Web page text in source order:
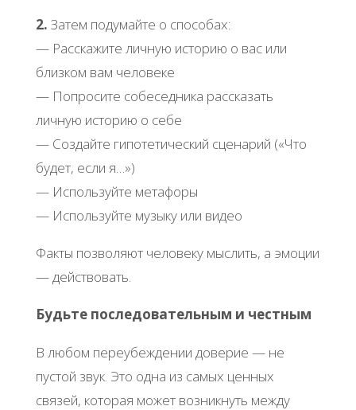
2. Затем подумайте о способах:
— Расскажите личную историю о вас или
близком вам человеке
— Попросите собеседника рассказать
личную историю о себе
— Создайте гипотетический сценарий («Что
будет, если я…»)
— Используйте метафоры
— Используйте музыку или видео
Факты позволяют человеку мыслить, а эмоции
— действовать.
Будьте последовательным и честным
В любом переубеждении доверие — не
пустой звук. Это одна из самых ценных
связей, которая может возникнуть между